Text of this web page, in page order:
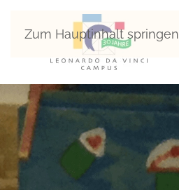
Zum Hauptinhalt springen